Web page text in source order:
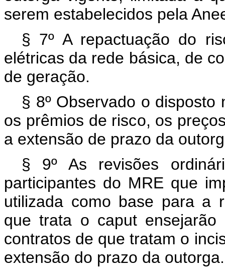
serem estabelecidos pela
§ 7º A repactuação do
elétricas da rede básica, de
de geração.
§ 8º Observado o disposto
os prêmios de risco, os
a extensão de prazo da
§ 9º As revisões
participantes do MRE que
utilizada como base para a
que trata o caput
contratos de que tratam o
extensão do prazo da outorga.